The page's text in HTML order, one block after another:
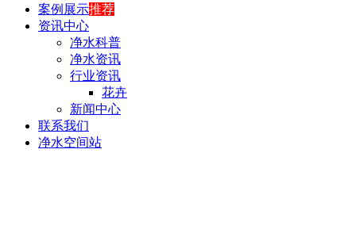
案例展示推荐
资讯中心
净水科普
净水资讯
行业资讯
花卉
新闻中心
联系我们
净水空间站